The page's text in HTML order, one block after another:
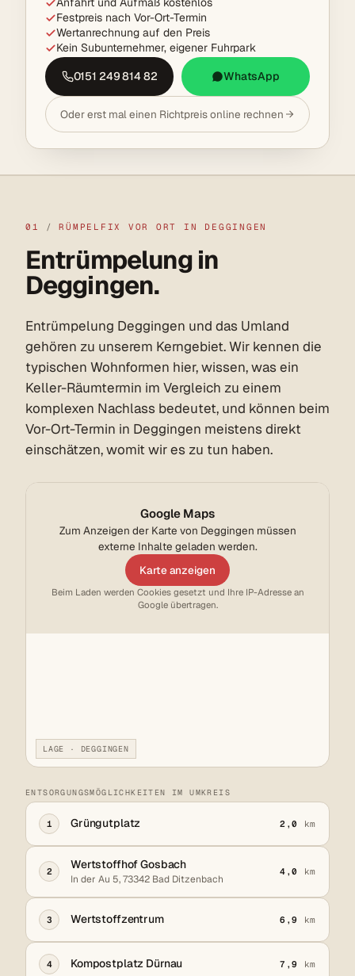
Festpreis nach Vor-Ort-Termin
Wertanrechnung auf den Preis
Kein Subunternehmer, eigener Fuhrpark
0151 249 814 82
WhatsApp
Oder erst mal einen Richtpreis online rechnen
01 / RÜMPELFIX VOR ORT IN DEGGINGEN
Entrümpelung in
Deggingen.
Entrümpelung Deggingen und das Umland
gehören zu unserem Kerngebiet. Wir kennen die
typischen Wohnformen hier, wissen, was ein
Keller-Räumtermin im Vergleich zu einem
komplexen Nachlass bedeutet, und können beim
Vor-Ort-Termin in Deggingen meistens direkt
einschätzen, womit wir es zu tun haben.
Google Maps
Zum Anzeigen der Karte von Deggingen müssen
externe Inhalte geladen werden.
Karte anzeigen
Beim Laden werden Cookies gesetzt und Ihre IP-Adresse an
Google übertragen.
LAGE · DEGGINGEN
ENTSORGUNGSMÖGLICHKEITEN IM UMKREIS
1 Grüngutplatz 2,0 km
2
Wertstoffhof Gosbach
In der Au 5, 73342 Bad Ditzenbach
4,0 km
3 Wertstoffzentrum 6,9 km
4 Kompostplatz Dürnau 7,9 km